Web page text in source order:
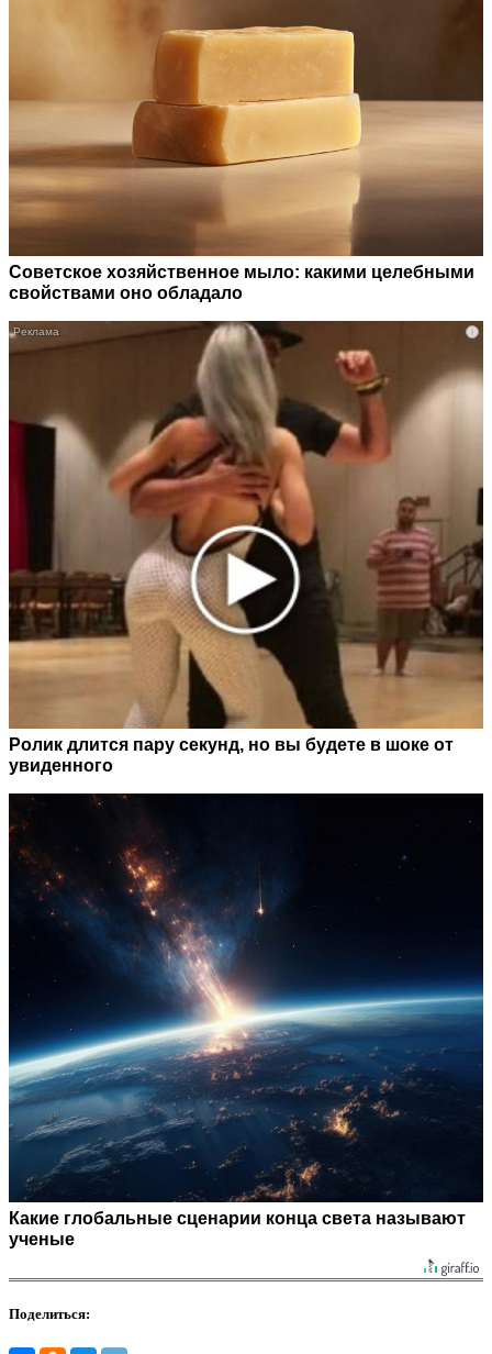
Советское хозяйственное мыло: какими целебными
свойствами оно обладало
i
Ролик длится пару секунд, но вы будете в шоке от
увиденного
Какие глобальные сценарии конца света называют
ученые
Поделиться: